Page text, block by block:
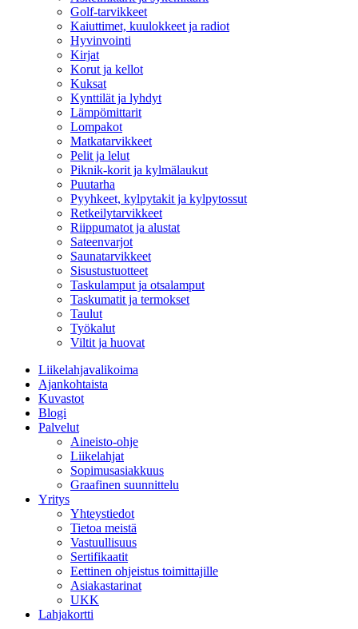
Golf-tarvikkeet
Kaiuttimet, kuulokkeet ja radiot
Hyvinvointi
Kirjat
Korut ja kellot
Kuksat
Kynttilät ja lyhdyt
Lämpömittarit
Lompakot
Matkatarvikkeet
Pelit ja lelut
Piknik-korit ja kylmälaukut
Puutarha
Pyyhkeet, kylpytakit ja kylpytossut
Retkeilytarvikkeet
Riippumatot ja alustat
Sateenvarjot
Saunatarvikkeet
Sisustustuotteet
Taskulamput ja otsalamput
Taskumatit ja termokset
Taulut
Työkalut
Viltit ja huovat
Liikelahjavalikoima
Ajankohtaista
Kuvastot
Blogi
Palvelut
Aineisto-ohje
Liikelahjat
Sopimusasiakkuus
Graafinen suunnittelu
Yritys
Yhteystiedot
Tietoa meistä
Vastuullisuus
Sertifikaatit
Eettinen ohjeistus toimittajille
Asiakastarinat
UKK
Lahjakortti